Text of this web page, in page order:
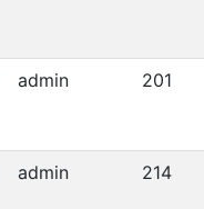
admin 201
admin 214